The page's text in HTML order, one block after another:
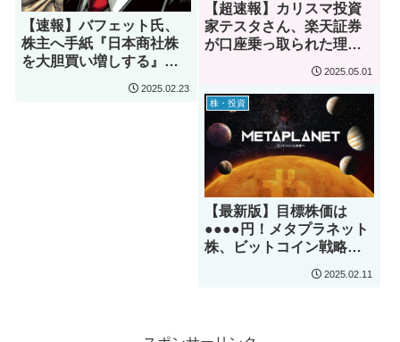
【超速報】カリスマ投資
家テスタさん、楽天証券
が口座乗っ取られた理由
2025.05.01
【速報】バフェット氏、
株主へ手紙『日本商社株
を大胆買い増しする』そ
2025.02.23
株・投資
【最新版】目標株価は
●●●●円！メタプラネット
株、ビットコイン戦略で
後の展望を徹底分析
2025.02.11